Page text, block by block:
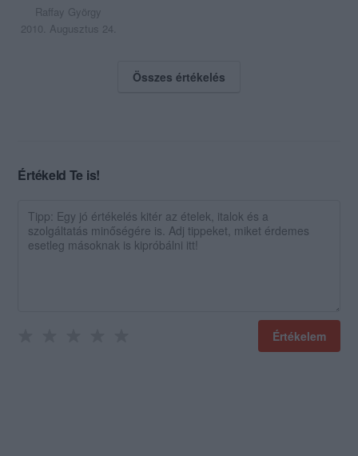
Raffay György
2010. Augusztus 24.
Összes értékelés
Értékeld Te is!
Értékelem